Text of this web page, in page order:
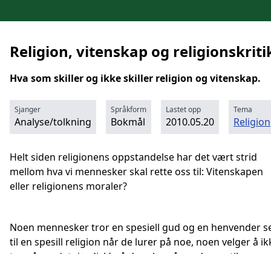
Religion, vitenskap og
Hva som skiller og ikke skiller religion og vitenskap.
Sjanger
Analyse/tolkning
Språkform
Bokmål
Lastet opp
2010.05.20
Tema
Religion
Helt siden religionens oppstandelse har det vært strid
mellom hva vi mennesker skal rette oss til: Vitenskapen
eller religionens moraler?
Noen mennesker tror en spesiell gud og en henvender
til en spesill religion når de lurer på noe, noen velger å